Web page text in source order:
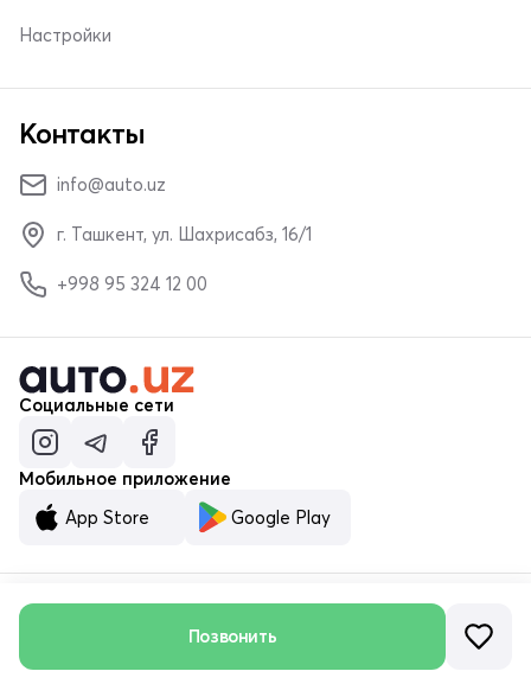
Позвонить
Настройки
Контакты
info@auto.uz
г. Ташкент, ул. Шахрисабз, 16/1
+998 95 324 12 00
Социальные сети
Мобильное приложение
App Store
Google Play
© ООО «MALUMOTNOMA» 2023–2026